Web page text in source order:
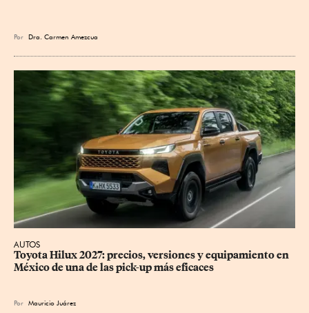
Por Dra. Carmen Amezcua
AUTOS
Toyota Hilux 2027: precios, versiones y equipamiento en
México de una de las pick-up más eficaces
Por Mauricio Juárez